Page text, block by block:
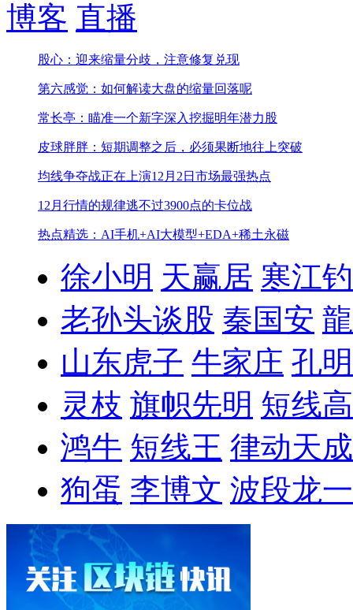
博客 直播
股心：迎来缩量分歧，注意修复兑现
第六感觉：如何解读大盘的缩量回落呢
常长亭：瞄准一个新字深入挖掘明年潜力股
皮球胖胖：短期调整之后，必须果断地往上突破
均线争夺战正在上演12月2日市场最强热点
12月行情的规律逃不过3900点的卡位战
热点精选：AI手机+AI大模型+EDA+稀土永磁
徐小明 天赢居 寒江
老孙头谈股 秦国安
山东虎子 牛家庄 孔
灵枝 旗帜先明 短线
鸿牛 短线王 律动天成
狗蛋 李博文 波段龙一